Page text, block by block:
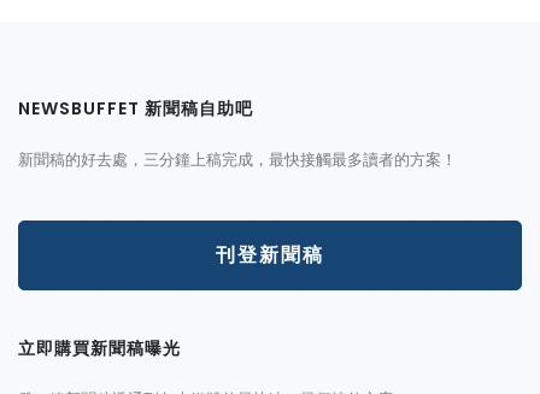
NEWSBUFFET 新聞稿自助吧
新聞稿的好去處，三分鐘上稿完成，最快接觸最多讀者的方案！
刊登新聞稿
立即購買新聞稿曝光